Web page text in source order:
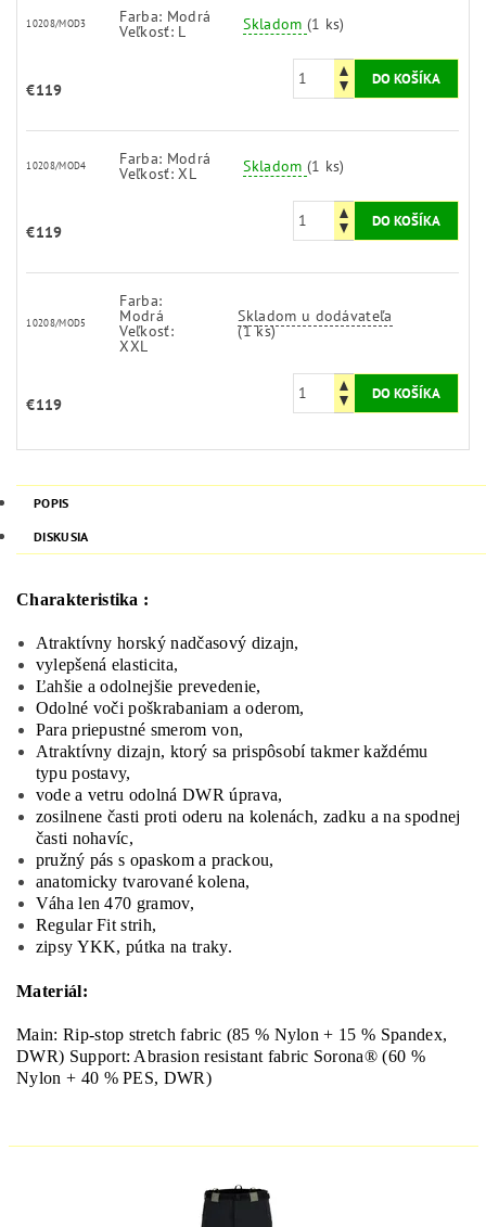
10208/MOD3 Farba: Modrá
Veľkosť: L Skladom (1 ks)
€119
10208/MOD4 Farba: Modrá
Veľkosť: XL Skladom (1 ks)
€119
10208/MOD5
Farba:
Modrá
Veľkosť:
XXL
Skladom u dodávateľa
(1 ks)
€119
POPIS
DISKUSIA
Charakteristika :
Atraktívny horský nadčasový dizajn,
vylepšená elasticita,
Ľahšie a odolnejšie prevedenie,
Odolné voči poškrabaniam a oderom,
Para priepustné smerom von,
Atraktívny dizajn, ktorý sa prispôsobí takmer každému
typu postavy,
vode a vetru odolná DWR úprava,
zosilnene časti proti oderu na kolenách, zadku a na spodnej
časti nohavíc,
pružný pás s opaskom a prackou,
anatomicky tvarované kolena,
Váha len 470 gramov,
Regular Fit strih,
zipsy YKK, pútka na traky.
Materiál:
Main: Rip-stop stretch fabric (85 % Nylon + 15 % Spandex,
DWR) Support: Abrasion resistant fabric Sorona® (60 %
Nylon + 40 % PES, DWR)